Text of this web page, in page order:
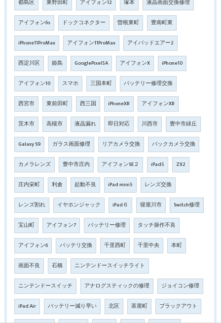
都島区 東野田町 アイフォン12 塚本 液晶画面交換修理
アイフォン6s ドックコネクター 曽根東町 豊南町東
iPhone11ProMax アイフォン11ProMax アイパッドエアー2
西淀川区 姫島 GooglePixel5A アイフォンX iPhone10
アイフォン10 スマホ 三国本町 バッテリー修理交換
西宮市 東前田町 西三国 iPhoneXR アイフォンXR
茨木市 高槻市 液晶漏れ 即日対応 川西市 豊中市緑丘
Galaxy S9 ガラス画面修理 リアカメラ交換 バックカメラ交換
カメラレンズ 豊中市庄内 アイフォンSE２ iPad5 ZX2
庄内栄町 利倉 起動不良 iPad mini5 レンズ交換
レンズ割れ イヤホンジャック iPad６ 寝屋川市 Switch修理
宝山町 アイフォン7 バッテリー修理 タッチ操作不良
アイフォン6 バッテリ交換 千里西町 千里中央 本町
画面不良 石橋 ニンテンドースイッチライト
ニンテンドースイッチ アナログスティックの修理 ジョイコン修理
iPad Air バッテリー減り早い 北区 茶屋町 ブラックアウト